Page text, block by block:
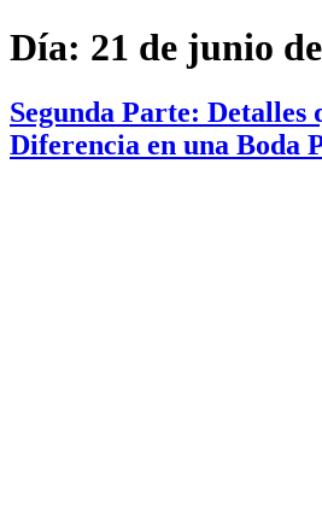
Día: 21 de junio
Segunda Parte: Detalles
Diferencia en una Boda